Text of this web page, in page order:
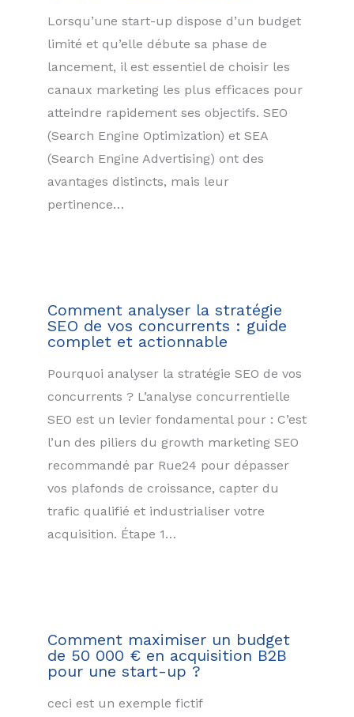
Lorsqu’une start-up dispose d’un budget
limité et qu’elle débute sa phase de
lancement, il est essentiel de choisir les
canaux marketing les plus efficaces pour
atteindre rapidement ses objectifs. SEO
(Search Engine Optimization) et SEA
(Search Engine Advertising) ont des
avantages distincts, mais leur
pertinence…
Comment analyser la stratégie
SEO de vos concurrents : guide
complet et actionnable
Pourquoi analyser la stratégie SEO de vos
concurrents ? L’analyse concurrentielle
SEO est un levier fondamental pour : C’est
l’un des piliers du growth marketing SEO
recommandé par Rue24 pour dépasser
vos plafonds de croissance, capter du
trafic qualifié et industrialiser votre
acquisition. Étape 1…
Comment maximiser un budget
de 50 000 € en acquisition B2B
pour une start-up ?
ceci est un exemple fictif